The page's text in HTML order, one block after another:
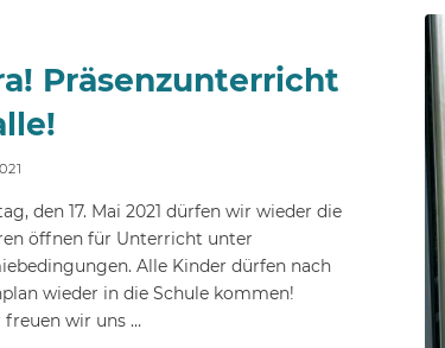
Präsenzunterricht
den 17. Mai 2021 dürfen wir wieder die
öffnen für Unterricht unter
Alle Kinder dürfen nach
wieder in die Schule kommen!
freuen wir uns …